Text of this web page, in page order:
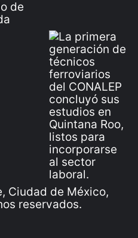
Ciudad de México,
reservados.